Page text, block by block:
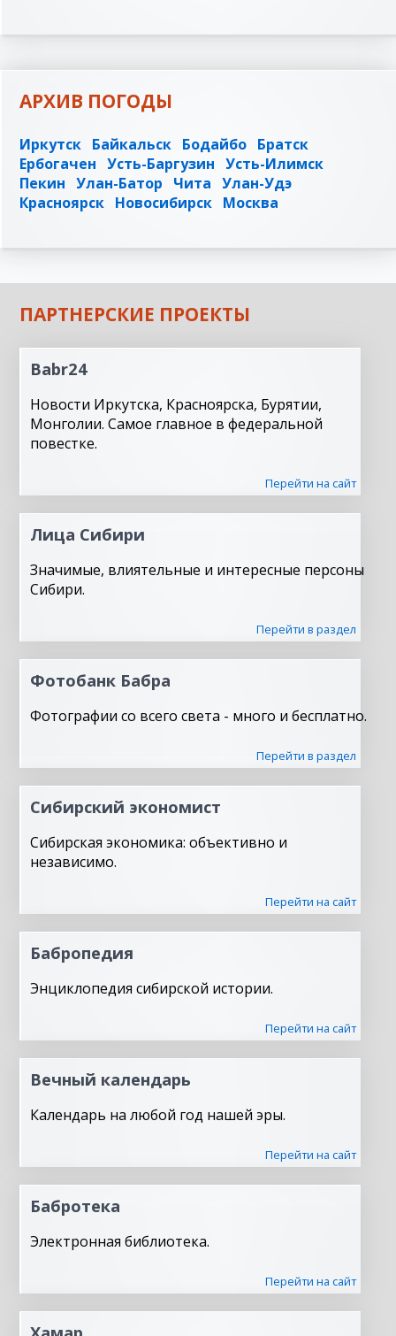
АРХИВ ПОГОДЫ
Иркутск Байкальск Бодайбо Братск
Ербогачен Усть-Баргузин Усть-Илимск
Пекин Улан-Батор Чита Улан-Удэ
Красноярск Новосибирск Москва
ПАРТНЕРСКИЕ ПРОЕКТЫ
Babr24
Новости Иркутска, Красноярска, Бурятии,
Монголии. Самое главное в федеральной
повестке.
Перейти на сайт
Лица Сибири
Значимые, влиятельные и интересные персоны
Сибири.
Перейти в раздел
Фотобанк Бабра
Фотографии со всего света - много и бесплатно.
Перейти в раздел
Сибирский экономист
Сибирская экономика: объективно и
независимо.
Перейти на сайт
Бабропедия
Энциклопедия сибирской истории.
Перейти на сайт
Вечный календарь
Календарь на любой год нашей эры.
Перейти на сайт
Бабротека
Электронная библиотека.
Перейти на сайт